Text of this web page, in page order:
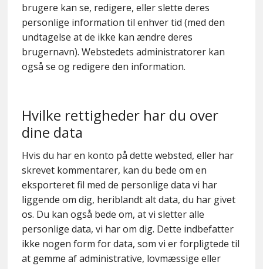
brugere kan se, redigere, eller slette deres
personlige information til enhver tid (med den
undtagelse at de ikke kan ændre deres
brugernavn). Webstedets administratorer kan
også se og redigere den information.
Hvilke rettigheder har du over
dine data
Hvis du har en konto på dette websted, eller har
skrevet kommentarer, kan du bede om en
eksporteret fil med de personlige data vi har
liggende om dig, heriblandt alt data, du har givet
os. Du kan også bede om, at vi sletter alle
personlige data, vi har om dig. Dette indbefatter
ikke nogen form for data, som vi er forpligtede til
at gemme af administrative, lovmæssige eller